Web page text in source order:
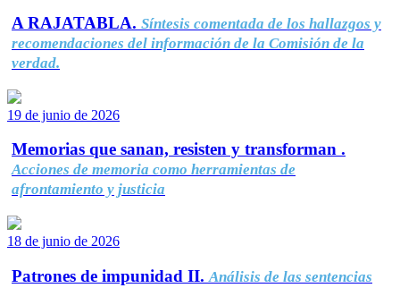
A RAJATABLA. Síntesis comentada de los hallazgos y
recomendaciones del información de la Comisión de la
verdad.
19 de junio de 2026
Memorias que sanan, resisten y transforman .
Acciones de memoria como herramientas de
afrontamiento y justicia
18 de junio de 2026
Patrones de impunidad II. Análisis de las sentencias